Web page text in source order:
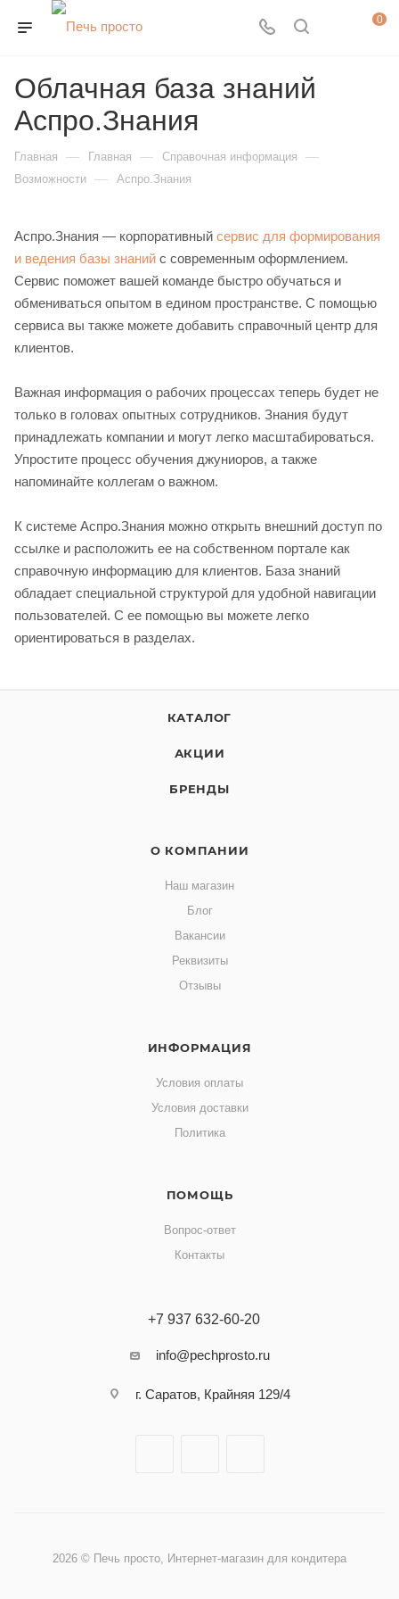
0
Облачная база знаний
Аспро.Знания
Главная — Главная — Справочная информация —
Возможности — Аспро.Знания
Аспро.Знания — корпоративный сервис для формирования
и ведения базы знаний с современным оформлением.
Сервис поможет вашей команде быстро обучаться и
обмениваться опытом в едином пространстве. С помощью
сервиса вы также можете добавить справочный центр для
клиентов.
Важная информация о рабочих процессах теперь будет не
только в головах опытных сотрудников. Знания будут
принадлежать компании и могут легко масштабироваться.
Упростите процесс обучения джуниоров, а также
напоминайте коллегам о важном.
К системе Аспро.Знания можно открыть внешний доступ по
ссылке и расположить ее на собственном портале как
справочную информацию для клиентов. База знаний
обладает специальной структурой для удобной навигации
пользователей. С ее помощью вы можете легко
ориентироваться в разделах.
КАТАЛОГ
АКЦИИ
БРЕНДЫ
О КОМПАНИИ
Наш магазин
Блог
Вакансии
Реквизиты
Отзывы
ИНФОРМАЦИЯ
Условия оплаты
Условия доставки
Политика
ПОМОЩЬ
Вопрос-ответ
Контакты
+7 937 632-60-20
info@pechprosto.ru
г. Саратов, Крайняя 129/4
2026 © Печь просто, Интернет-магазин для кондитера